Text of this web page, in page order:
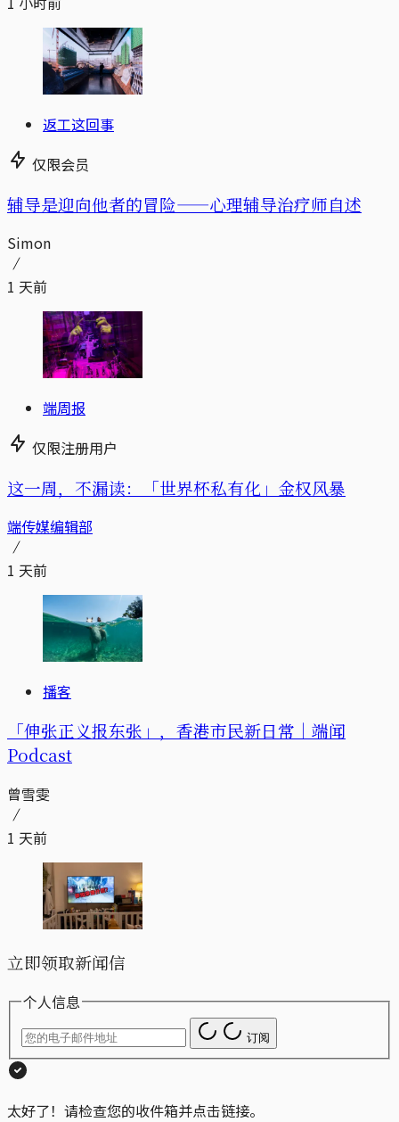
返工这回事
仅限会员
辅导是迎向他者的冒险——心理辅导治疗师自述
Simon
1 天前
端周报
仅限注册用户
这一周，不漏读：「世界杯私有化」金权风暴
端传媒编辑部
1 天前
播客
「伸张正义报东张」，香港市民新日常｜端闻
Podcast
曾雪雯
1 天前
立即领取新闻信
个人信息
订阅
太好了！请检查您的收件箱并点击链接。